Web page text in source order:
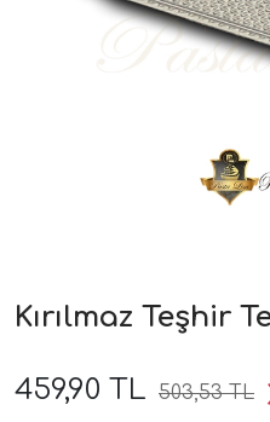
Kırılmaz Teşhir
459,90 TL 503,53 TL